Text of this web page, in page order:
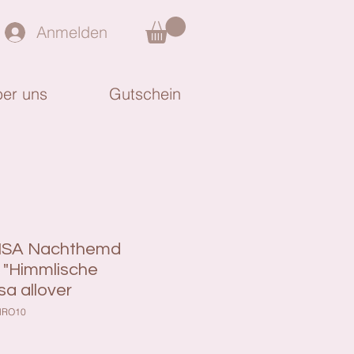
Anmelden
uns Gutschein
Nachthemd
allover